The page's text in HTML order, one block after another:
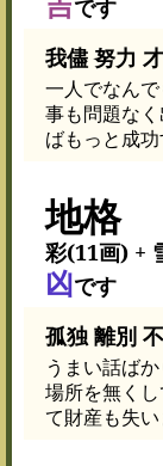
です
我儘 努力
一人でなん
事も問題な
ばもっと成功
地格
彩(11画) +
凶です
孤独 離別
うまい話ば
場所を無く
て財産も失い